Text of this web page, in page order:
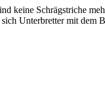
Schrägstriche
Unterbretter mit dem